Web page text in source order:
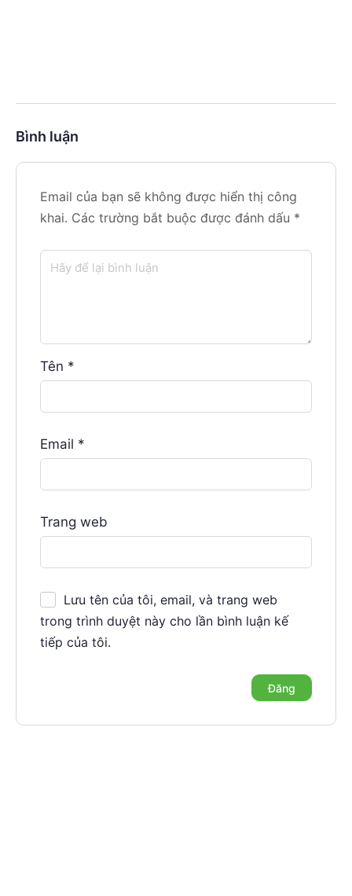
Bình luận
Email của bạn sẽ không được hiển thị công
khai. Các trường bắt buộc được đánh dấu *
Tên *
Email *
Trang web
Lưu tên của tôi, email, và trang web
trong trình duyệt này cho lần bình luận kế
tiếp của tôi.